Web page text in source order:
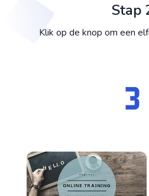
Stap
Klik op de knop om een
×